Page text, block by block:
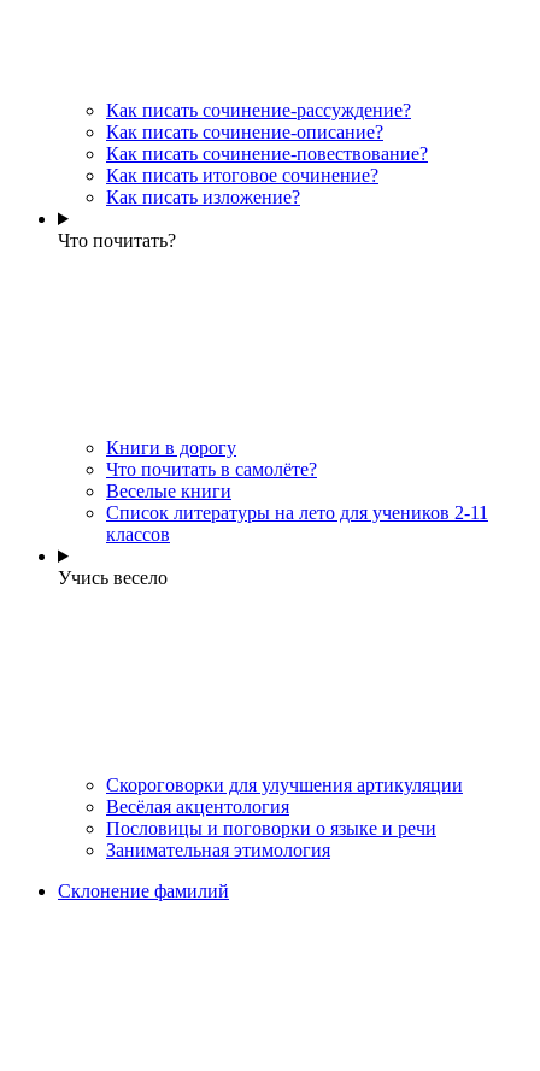
Как писать сочинение-рассуждение?
Как писать сочинение-описание?
Как писать сочинение-повествование?
Как писать итоговое сочинение?
Как писать изложение?
Что почитать?
Книги в дорогу
Что почитать в самолёте?
Веселые книги
Cписок литературы на лето для учеников 2-11
классов
Учись весело
Скороговорки для улучшения артикуляции
Весёлая акцентология
Пословицы и поговорки о языке и речи
Занимательная этимология
Склонение фамилий